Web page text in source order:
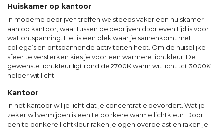
Huiskamer op kantoor
In moderne bedrijven treffen we steeds vaker een huiskamer
aan op kantoor, waar tussen de bedrijven door even tijd is voor
wat ontspanning. Het is een plek waar je samenkomt met
collega’s en ontspannende activiteiten hebt. Om de huiselijke
sfeer te versterken kies je voor een warmere lichtkleur. De
gewenste lichtkleur ligt rond de 2700K warm wit licht tot 3000K
helder wit licht.
Kantoor
In het kantoor wil je licht dat je concentratie bevordert. Wat je
zeker wil vermijden is een te donkere warme lichtkleur. Door
een te donkere lichtkleur raken je ogen overbelast en raken je